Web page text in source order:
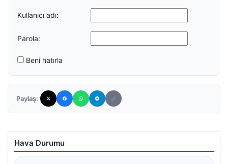
Kullanıcı adı:
Parola:
Beni hatırla
Paylaş:
Hava Durumu